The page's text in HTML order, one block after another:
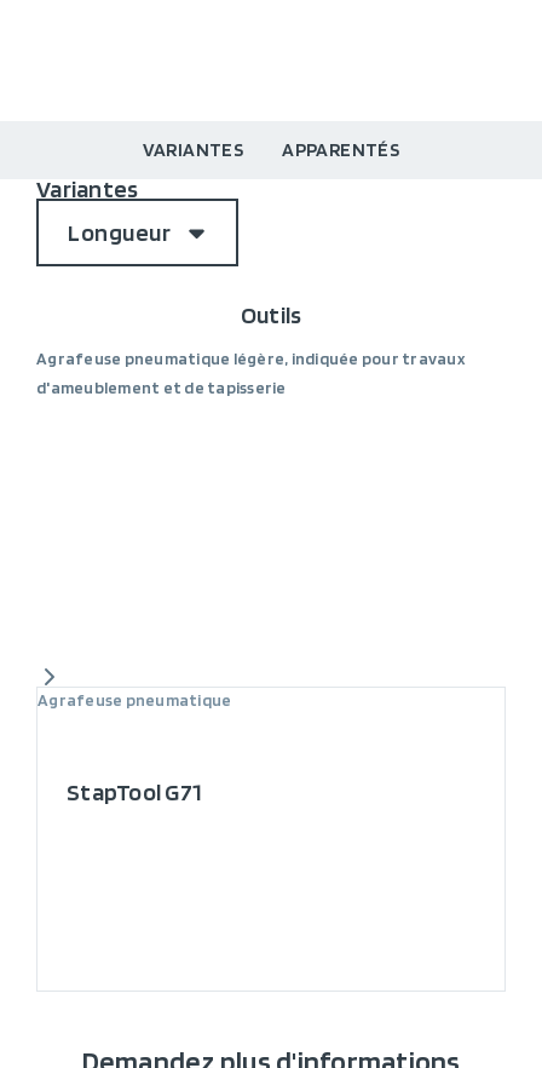
VARIANTES APPARENTÉS
Variantes
Longueur
Outils
Agrafeuse pneumatique légère, indiquée pour travaux
d'ameublement et de tapisserie
Agrafeuse pneumatique
StapTool G71